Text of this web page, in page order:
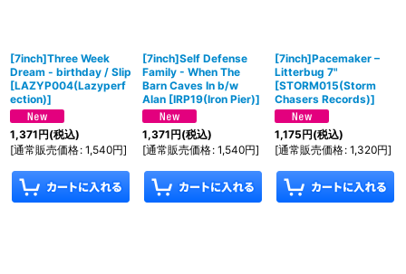
[7inch]Three Week
Dream - birthday / Slip
[LAZYP004(Lazyperf
ection)]
1,371円(税込)
[通常販売価格: 1,540円]
[7inch]Self Defense
Family - When The
Barn Caves In b/w
Alan [IRP19(Iron Pier)]
1,371円(税込)
[通常販売価格: 1,540円]
[7inch]Pacemaker –
Litterbug 7"
[STORM015(Storm
Chasers Records)]
1,175円(税込)
[通常販売価格: 1,320円]